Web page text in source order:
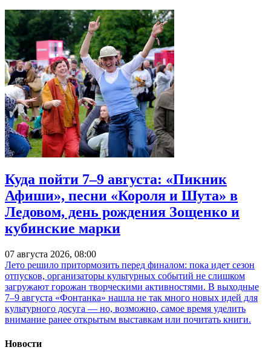
Куда пойти 7–9 августа: «Пикник
Афиши», песни «Короля и Шута» в
Ледовом, день рождения Зощенко и
кубинские марки
07 августа 2026, 08:00
Лето решило притормозить перед финалом: пока идет сезон
отпусков, организаторы культурных событий не слишком
загружают горожан творческими активностями. В выходные
7–9 августа «Фонтанка» нашла не так много новых идей для
культурного досуга — но, возможно, самое время уделить
внимание ранее открытым выставкам или почитать книги.
Новости